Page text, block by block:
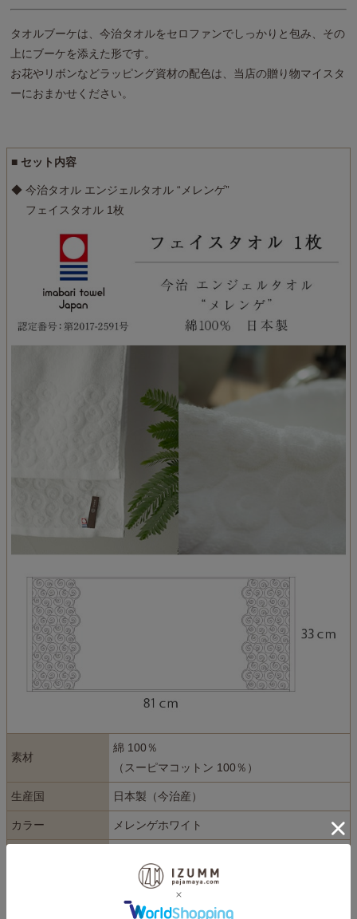
タオルブーケは、今治タオルをセロファンでしっかりと包み、その
上にブーケを添えた形です。
お花やリボンなどラッピング資材の配色は、当店の贈り物マイスタ
ーにおまかせください。
■ セット内容
◆ 今治タオル エンジェルタオル “メレンゲ”
フェイスタオル 1枚
素材
綿 100％
（スーピマコットン 100％）
生産国 日本製（今治産）
カラー メレンゲホワイト
今治タオルブランド独自の品質基準に合格した綿100％の日本製タ